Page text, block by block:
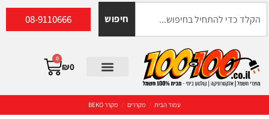
חיפוש 08-9110666
₪0
0
עמוד הבית / מקררים / מקרר BEKO